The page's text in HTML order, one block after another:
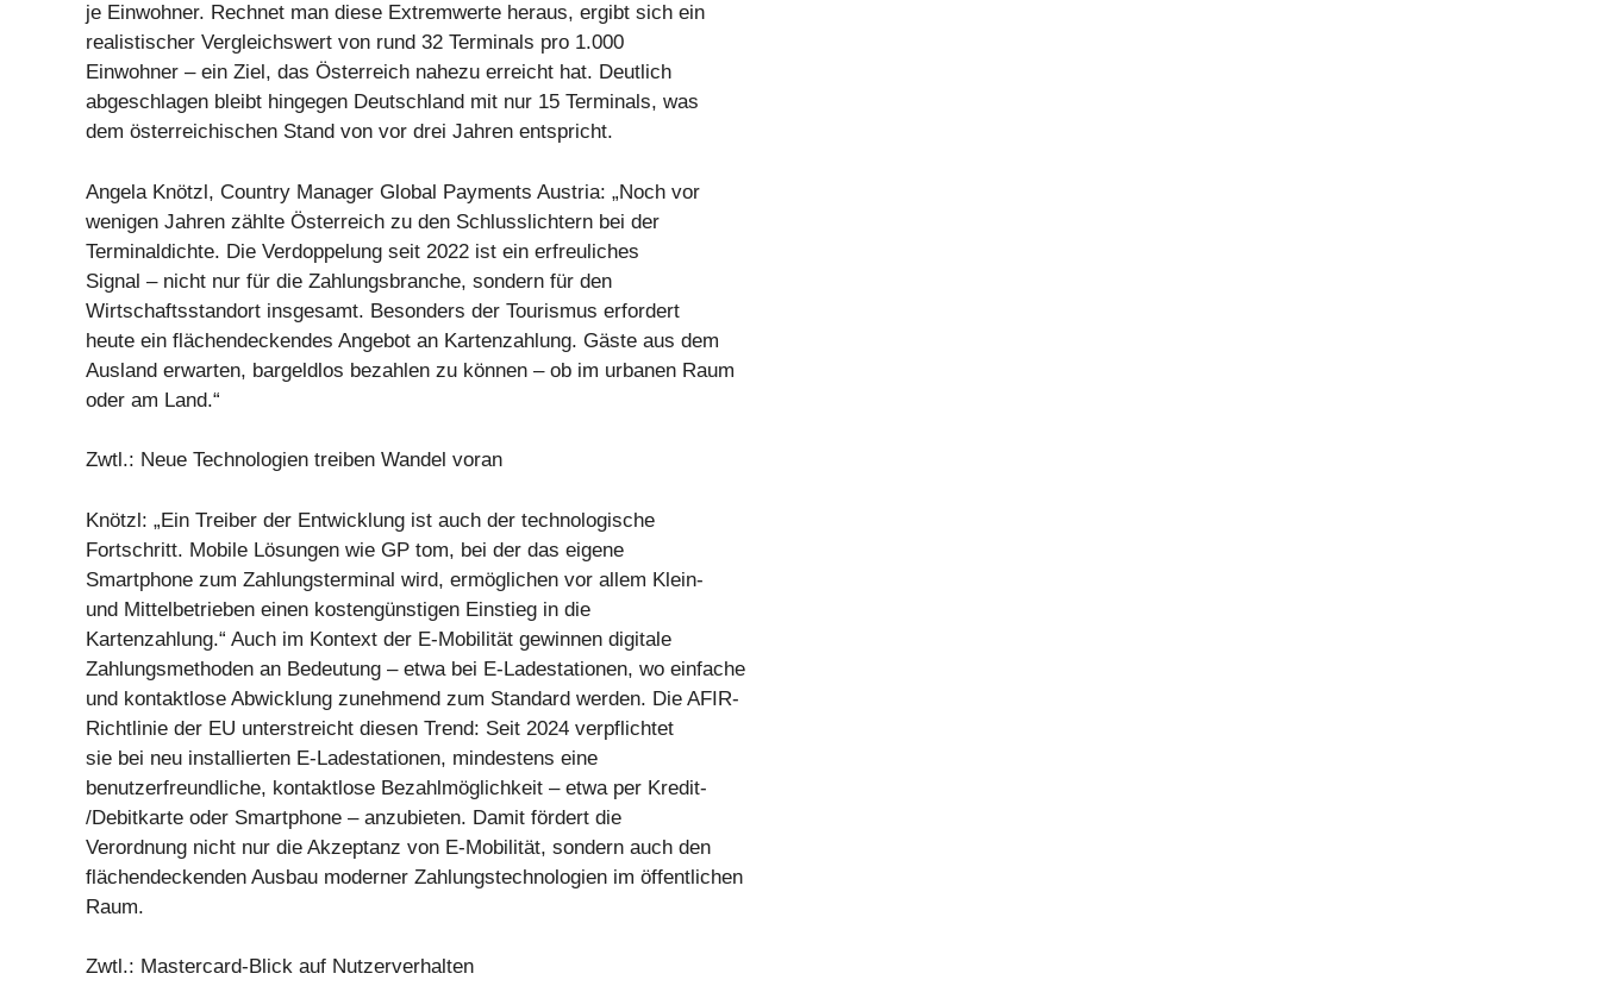
je Einwohner. Rechnet man diese Extremwerte heraus, ergibt sich ein
realistischer Vergleichswert von rund 32 Terminals pro 1.000
Einwohner – ein Ziel, das Österreich nahezu erreicht hat. Deutlich
abgeschlagen bleibt hingegen Deutschland mit nur 15 Terminals, was
dem österreichischen Stand von vor drei Jahren entspricht.
Angela Knötzl, Country Manager Global Payments Austria: „Noch vor
wenigen Jahren zählte Österreich zu den Schlusslichtern bei der
Terminaldichte. Die Verdoppelung seit 2022 ist ein erfreuliches
Signal – nicht nur für die Zahlungsbranche, sondern für den
Wirtschaftsstandort insgesamt. Besonders der Tourismus erfordert
heute ein flächendeckendes Angebot an Kartenzahlung. Gäste aus dem
Ausland erwarten, bargeldlos bezahlen zu können – ob im urbanen Raum
oder am Land.“
Zwtl.: Neue Technologien treiben Wandel voran
Knötzl: „Ein Treiber der Entwicklung ist auch der technologische
Fortschritt. Mobile Lösungen wie GP tom, bei der das eigene
Smartphone zum Zahlungsterminal wird, ermöglichen vor allem Klein-
und Mittelbetrieben einen kostengünstigen Einstieg in die
Kartenzahlung.“ Auch im Kontext der E-Mobilität gewinnen digitale
Zahlungsmethoden an Bedeutung – etwa bei E-Ladestationen, wo einfache
und kontaktlose Abwicklung zunehmend zum Standard werden. Die AFIR-
Richtlinie der EU unterstreicht diesen Trend: Seit 2024 verpflichtet
sie bei neu installierten E-Ladestationen, mindestens eine
benutzerfreundliche, kontaktlose Bezahlmöglichkeit – etwa per Kredit-
/Debitkarte oder Smartphone – anzubieten. Damit fördert die
Verordnung nicht nur die Akzeptanz von E-Mobilität, sondern auch den
flächendeckenden Ausbau moderner Zahlungstechnologien im öffentlichen
Raum.
Zwtl.: Mastercard-Blick auf Nutzerverhalten